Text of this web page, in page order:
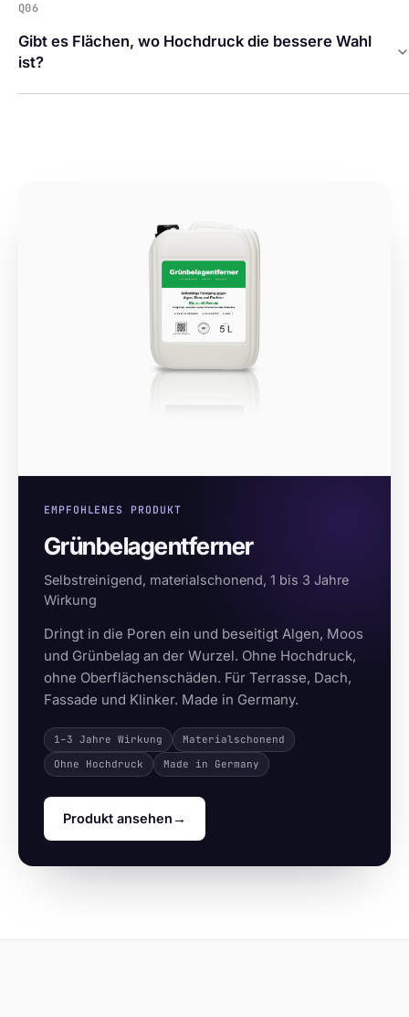
Q06
Gibt es Flächen, wo Hochdruck die bessere Wahl
ist?
EMPFOHLENES PRODUKT
Grünbelagentferner
Selbstreinigend, materialschonend, 1 bis 3 Jahre
Wirkung
Dringt in die Poren ein und beseitigt Algen, Moos
und Grünbelag an der Wurzel. Ohne Hochdruck,
ohne Oberflächenschäden. Für Terrasse, Dach,
Fassade und Klinker. Made in Germany.
1–3 Jahre Wirkung
Materialschonend
Ohne Hochdruck
Made in Germany
Produkt ansehen →